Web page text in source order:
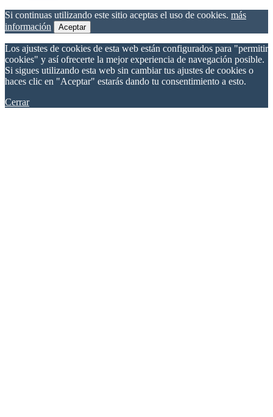
Si continuas utilizando este sitio aceptas el uso de cookies. más
información
Aceptar
Los ajustes de cookies de esta web están configurados para "permitir
cookies" y así ofrecerte la mejor experiencia de navegación posible.
Si sigues utilizando esta web sin cambiar tus ajustes de cookies o
haces clic en "Aceptar" estarás dando tu consentimiento a esto.
Cerrar